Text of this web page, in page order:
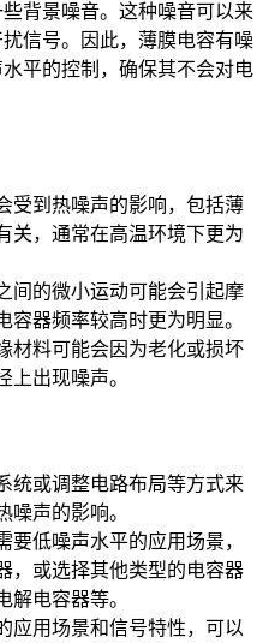
背景噪音。这种噪音可以来
信号。因此，薄膜电容有噪
平的控制，确保其不会对电
受到热噪声的影响，包括薄
关，通常在高温环境下更为
间的微小运动可能会引起摩
器频率较高时更为明显。
材料可能会因为老化或损坏
上出现噪声。
统或调整电路布局等方式来
噪声的影响。
低噪声水平的应用场景，
，或选择其他类型的电容器
解电容器等。
应用场景和信号特性，可以